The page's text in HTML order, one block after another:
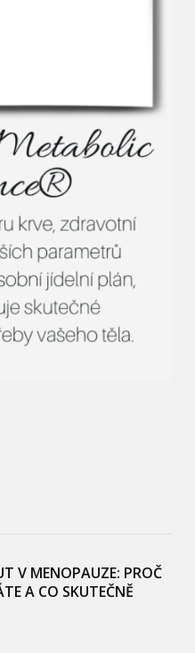
V MENOPAUZE: PROČ
A CO SKUTEČNĚ